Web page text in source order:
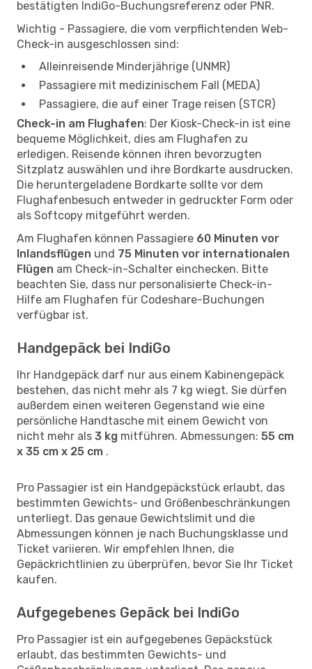
bestätigten IndiGo-Buchungsreferenz oder PNR.
Wichtig - Passagiere, die vom verpflichtenden Web-
Check-in ausgeschlossen sind:
Alleinreisende Minderjährige (UNMR)
Passagiere mit medizinischem Fall (MEDA)
Passagiere, die auf einer Trage reisen (STCR)
Check-in am Flughafen: Der Kiosk-Check-in ist eine
bequeme Möglichkeit, dies am Flughafen zu
erledigen. Reisende können ihren bevorzugten
Sitzplatz auswählen und ihre Bordkarte ausdrucken.
Die heruntergeladene Bordkarte sollte vor dem
Flughafenbesuch entweder in gedruckter Form oder
als Softcopy mitgeführt werden.
Am Flughafen können Passagiere 60 Minuten vor
Inlandsflügen und 75 Minuten vor internationalen
Flügen am Check-in-Schalter einchecken. Bitte
beachten Sie, dass nur personalisierte Check-in-
Hilfe am Flughafen für Codeshare-Buchungen
verfügbar ist.
Handgepäck bei IndiGo
Ihr Handgepäck darf nur aus einem Kabinengepäck
bestehen, das nicht mehr als 7 kg wiegt. Sie dürfen
außerdem einen weiteren Gegenstand wie eine
persönliche Handtasche mit einem Gewicht von
nicht mehr als 3 kg mitführen. Abmessungen: 55 cm
x 35 cm x 25 cm .
Pro Passagier ist ein Handgepäckstück erlaubt, das
bestimmten Gewichts- und Größenbeschränkungen
unterliegt. Das genaue Gewichtslimit und die
Abmessungen können je nach Buchungsklasse und
Ticket variieren. Wir empfehlen Ihnen, die
Gepäckrichtlinien zu überprüfen, bevor Sie Ihr Ticket
kaufen.
Aufgegebenes Gepäck bei IndiGo
Pro Passagier ist ein aufgegebenes Gepäckstück
erlaubt, das bestimmten Gewichts- und